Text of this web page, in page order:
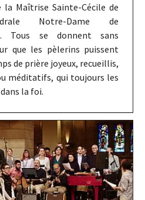
la Maîtrise Sainte-Cécile de
Notre-Dame de
Tous se donnent sans
que les pèlerins puissent
de prière joyeux, recueillis,
méditatifs, qui toujours les
la foi.